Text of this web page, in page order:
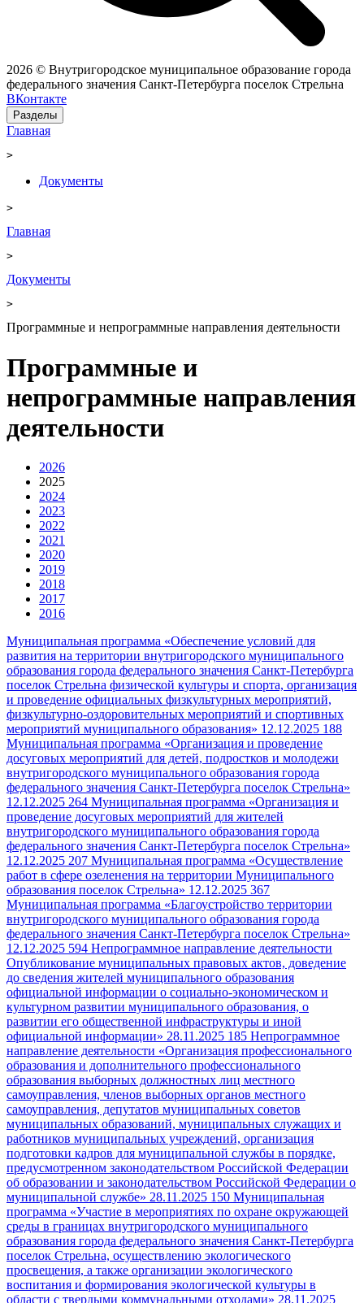
2026 © Внутригородское муниципальное образование города
федерального значения Санкт-Петербурга поселок Стрельна
ВКонтакте
Разделы
Главная
>
Документы
>
Главная
>
Документы
>
Программные и непрограммные направления деятельности
Программные и
непрограммные направления
деятельности
2026
2025
2024
2023
2022
2021
2020
2019
2018
2017
2016
Муниципальная программа «Обеспечение условий для
развития на территории внутригородского муниципального
образования города федерального значения Санкт-Петербурга
поселок Стрельна физической культуры и спорта, организация
и проведение официальных физкультурных мероприятий,
физкультурно-оздоровительных мероприятий и спортивных
мероприятий муниципального образования» 12.12.2025 188
Муниципальная программа «Организация и проведение
досуговых мероприятий для детей, подростков и молодежи
внутригородского муниципального образования города
федерального значения Санкт-Петербурга поселок Стрельна»
12.12.2025 264 Муниципальная программа «Организация и
проведение досуговых мероприятий для жителей
внутригородского муниципального образования города
федерального значения Санкт-Петербурга поселок Стрельна»
12.12.2025 207 Муниципальная программа «Осуществление
работ в сфере озеленения на территории Муниципального
образования поселок Стрельна» 12.12.2025 367
Муниципальная программа «Благоустройство территории
внутригородского муниципального образования города
федерального значения Санкт-Петербурга поселок Стрельна»
12.12.2025 594 Непрограммное направление деятельности
Опубликование муниципальных правовых актов, доведение
до сведения жителей муниципального образования
официальной информации о социально-экономическом и
культурном развитии муниципального образования, о
развитии его общественной инфраструктуры и иной
официальной информации» 28.11.2025 185 Непрограммное
направление деятельности «Организация профессионального
образования и дополнительного профессионального
образования выборных должностных лиц местного
самоуправления, членов выборных органов местного
самоуправления, депутатов муниципальных советов
муниципальных образований, муниципальных служащих и
работников муниципальных учреждений, организация
подготовки кадров для муниципальной службы в порядке,
предусмотренном законодательством Российской Федерации
об образовании и законодательством Российской Федерации о
муниципальной службе» 28.11.2025 150 Муниципальная
программа «Участие в мероприятиях по охране окружающей
среды в границах внутригородского муниципального
образования города федерального значения Санкт-Петербурга
поселок Стрельна, осуществлению экологического
просвещения, а также организации экологического
воспитания и формирования экологической культуры в
области с твердыми коммунальными отходами» 28.11.2025